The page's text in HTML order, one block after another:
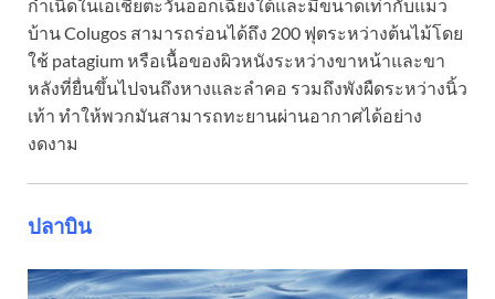
กำเนิดในเอเชียตะวันออกเฉียงใต้และมีขนาดเท่ากับแมว
บ้าน Colugos สามารถร่อนได้ถึง 200 ฟุตระหว่างต้นไม้โดย
ใช้ patagium หรือเนื้อของผิวหนังระหว่างขาหน้าและขา
หลังที่ยื่นขึ้นไปจนถึงหางและลำคอ รวมถึงพังผืดระหว่างนิ้ว
เท้า ทำให้พวกมันสามารถทะยานผ่านอากาศได้อย่าง
งดงาม
ปลาบิน